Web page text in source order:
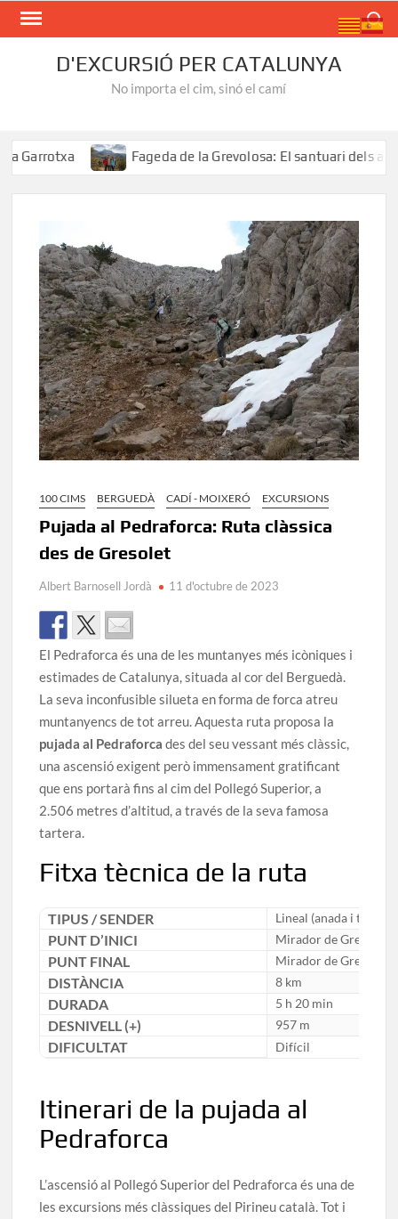
Skip
D'EXCURSIÓ PER CATALUNYA
No importa el cim, sinó el camí
Fageda de la Grevolosa: El santuari dels arbres
100 CIMS BERGUEDÀ CADÍ - MOIXERÓ EXCURSIONS
Pujada al Pedraforca: Ruta clàssica
des de Gresolet
Albert Barnosell Jordà 11 d'octubre de 2023
El Pedraforca és una de les muntanyes més icòniques i
estimades de Catalunya, situada al cor del Berguedà.
La seva inconfusible silueta en forma de forca atreu
muntanyencs de tot arreu. Aquesta ruta proposa la
pujada al Pedraforca des del seu vessant més clàssic,
una ascensió exigent però immensament gratificant
que ens portarà fins al cim del Pollegó Superior, a
2.506 metres d’altitud, a través de la seva famosa
tartera.
Fitxa tècnica de la ruta
TIPUS / SENDER Lineal (anada i
PUNT D’INICI Mirador de Gresolet
PUNT FINAL Mirador de Gresolet
DISTÀNCIA 8 km
DURADA 5 h 20 min
DESNIVELL (+) 957 m
DIFICULTAT Difícil
Itinerari de la pujada al
Pedraforca
L’ascensió al Pollegó Superior del Pedraforca és una de
les excursions més clàssiques del Pirineu català. Tot i